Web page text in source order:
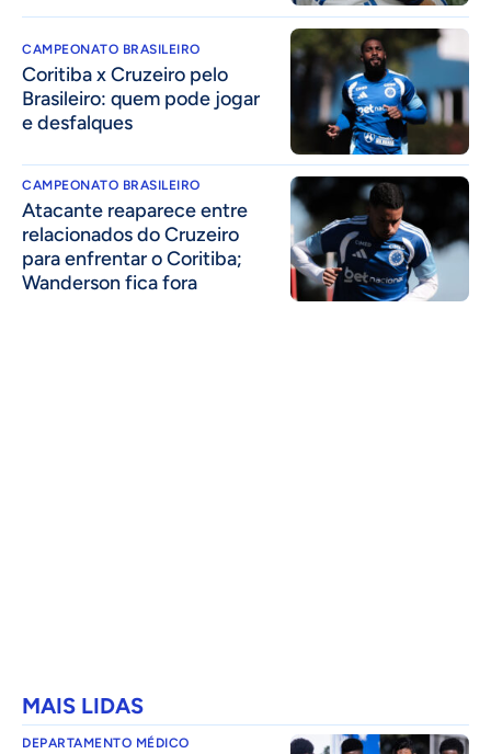
CAMPEONATO BRASILEIRO
Coritiba x Cruzeiro pelo
Brasileiro: quem pode jogar
e desfalques
CAMPEONATO BRASILEIRO
Atacante reaparece entre
relacionados do Cruzeiro
para enfrentar o Coritiba;
Wanderson fica fora
MAIS LIDAS
DEPARTAMENTO MÉDICO